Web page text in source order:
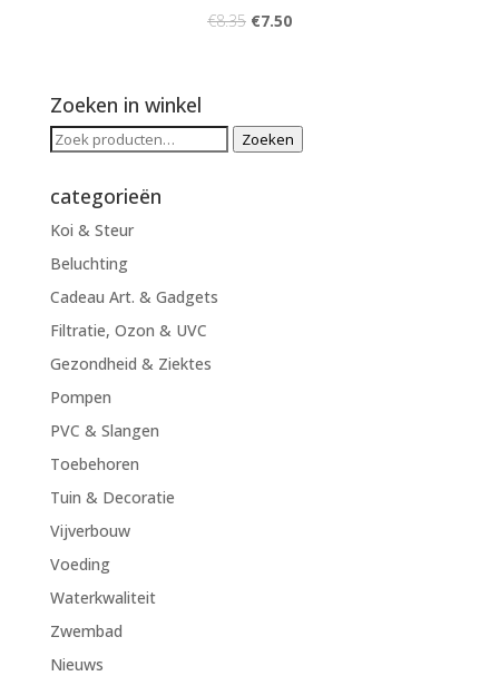
€8.35 €7.50
Zoeken in winkel
Zoeken
Zoeken
categorieën
Koi & Steur
Beluchting
Cadeau Art. & Gadgets
Filtratie, Ozon & UVC
Gezondheid & Ziektes
Pompen
PVC & Slangen
Toebehoren
Tuin & Decoratie
Vijverbouw
Voeding
Waterkwaliteit
Zwembad
Nieuws